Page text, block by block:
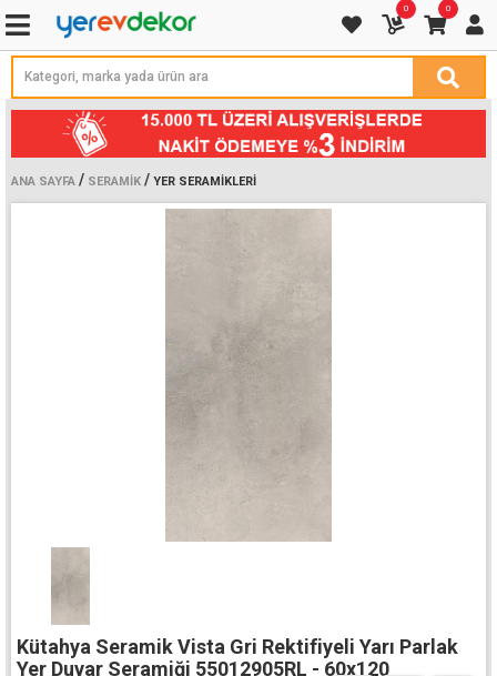
0 0
ANA SAYFA / SERAMIK / YER SERAMIKLERI
Kütahya Seramik Vista Gri Rektifiyeli Yarı Parlak
Yer Duvar Seramiği 55012905RL - 60x120